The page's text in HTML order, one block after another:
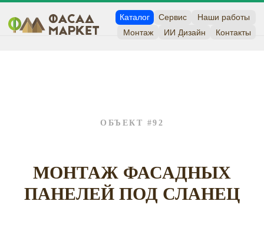
Сервис Наши работы
Монтаж ИИ Дизайн Контакты
ОБЪЕКТ #92
МОНТАЖ ФАСАДНЫХ
ПАНЕЛЕЙ ПОД СЛАНЕЦ